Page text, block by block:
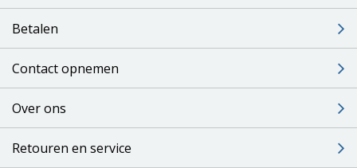
Betalen
Contact opnemen
Over ons
Retouren en service